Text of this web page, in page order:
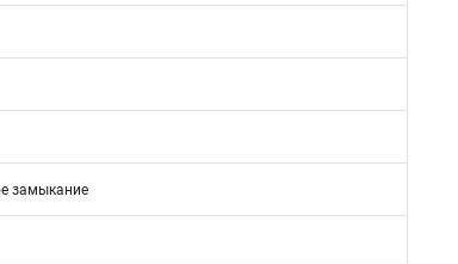
замыкание